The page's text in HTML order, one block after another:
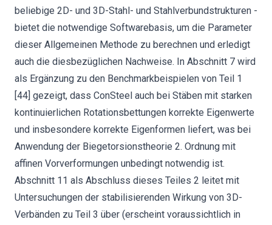
beliebige 2D- und 3D-Stahl- und Stahlverbundstrukturen -
bietet die notwendige Softwarebasis, um die Parameter
dieser Allgemeinen Methode zu berechnen und erledigt
auch die diesbezüglichen Nachweise. In Abschnitt 7 wird
als Ergänzung zu den Benchmarkbeispielen von Teil 1
[44] gezeigt, dass ConSteel auch bei Stäben mit starken
kontinuierlichen Rotationsbettungen korrekte Eigenwerte
und insbesondere korrekte Eigenformen liefert, was bei
Anwendung der Biegetorsionstheorie 2. Ordnung mit
affinen Vorverformungen unbedingt notwendig ist.
Abschnitt 11 als Abschluss dieses Teiles 2 leitet mit
Untersuchungen der stabilisierenden Wirkung von 3D-
Verbänden zu Teil 3 über (erscheint voraussichtlich in